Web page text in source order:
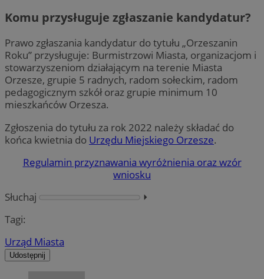
Komu przysługuje zgłaszanie kandydatur?
Prawo zgłaszania kandydatur do tytułu „Orzeszanin
Roku” przysługuje: Burmistrzowi Miasta, organizacjom i
stowarzyszeniom działającym na terenie Miasta
Orzesze, grupie 5 radnych, radom sołeckim, radom
pedagogicznym szkół oraz grupie minimum 10
mieszkańców Orzesza.
Zgłoszenia do tytułu za rok 2022 należy składać do
końca kwietnia do Urzędu Miejskiego Orzesze.
Regulamin przyznawania wyróżnienia oraz wzór
wniosku
Słuchaj
⏵︎
Tagi:
Urząd Miasta
Udostępnij